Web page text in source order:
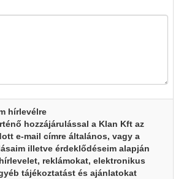
hírlevélre
hozzájárulással a Klan Kft az
e-mail címre általános, vagy a
illetve érdeklődéseim alapján
reklámokat, elektronikus
tájékoztatást és ajánlatokat